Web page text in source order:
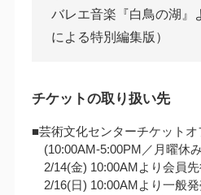
バレエ音楽『白鳥の湖』
による特別編集版）
チケットの取り扱い先
■芸術文化センターチケット
(10:00AM‐5:00PM／月曜休
2/14(金) 10:00AMより会員
2/16(日) 10:00AMより一般発